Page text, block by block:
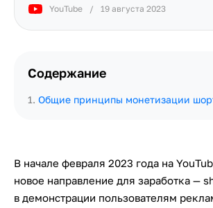
YouTube / 19 августа 2023
Содержание
1. Общие принципы монетизации
В начале февраля 2023 года на
новое направление для заработка —
в демонстрации пользователям